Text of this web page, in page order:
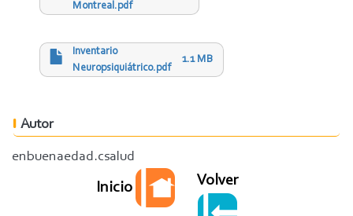
Montreal.pdf
Inventario
Neuropsiquiátrico.pdf
1.1 MB
Autor
enbuenaedad.csalud
Inicio Volver